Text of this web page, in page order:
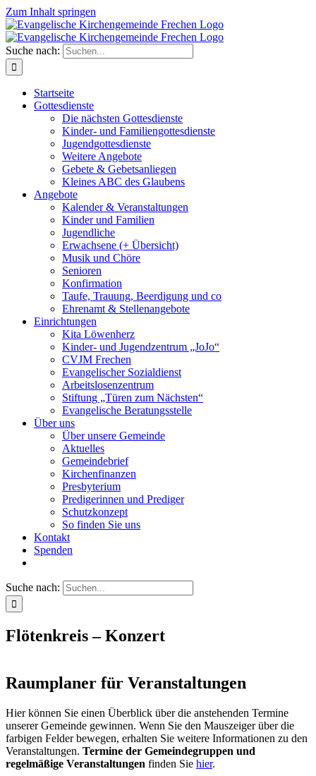
Zum Inhalt springen
Suche nach:
Startseite
Gottesdienste
Die nächsten Gottesdienste
Kinder- und Familiengottesdienste
Jugendgottesdienste
Weitere Angebote
Gebete & Gebetsanliegen
Kleines ABC des Glaubens
Angebote
Kalender & Veranstaltungen
Kinder und Familien
Jugendliche
Erwachsene (+ Übersicht)
Musik und Chöre
Senioren
Konfirmation
Taufe, Trauung, Beerdigung und co
Ehrenamt & Stellenangebote
Einrichtungen
Kita Löwenherz
Kinder- und Jugendzentrum „JoJo“
CVJM Frechen
Evangelischer Sozialdienst
Arbeitslosenzentrum
Stiftung „Türen zum Nächsten“
Evangelische Beratungsstelle
Über uns
Über unsere Gemeinde
Aktuelles
Gemeindebrief
Kirchenfinanzen
Presbyterium
Predigerinnen und Prediger
Schutzkonzept
So finden Sie uns
Kontakt
Spenden
Suche nach:
Flötenkreis – Konzert
Raumplaner für Veranstaltungen
Hier können Sie einen Überblick über die anstehenden Termine
unserer Gemeinde gewinnen. Wenn Sie den Mauszeiger über die
farbigen Felder bewegen, erhalten Sie weitere Informationen zu den
Veranstaltungen. Termine der Gemeindegruppen und
regelmäßige Veranstaltungen finden Sie hier.